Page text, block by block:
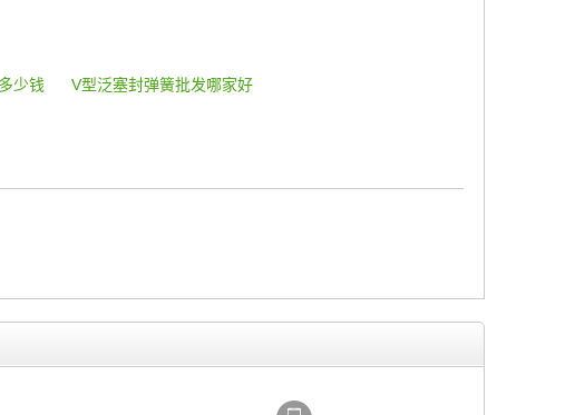
少钱 V型泛塞封弹簧批发哪家好